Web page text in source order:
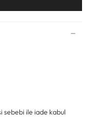
ile iade kabul